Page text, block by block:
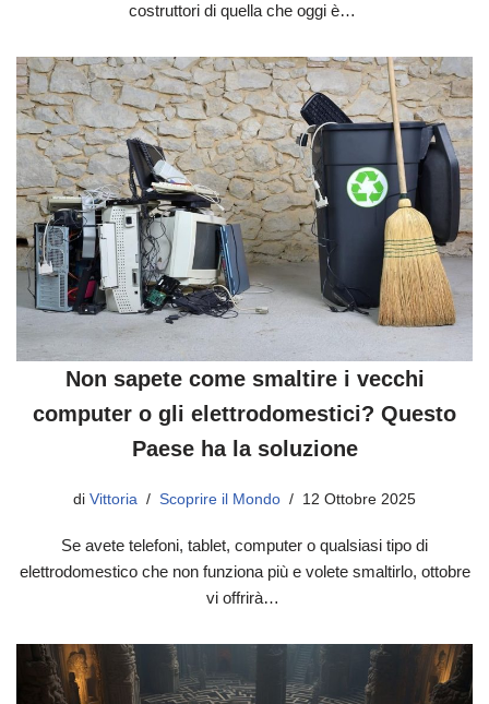
costruttori di quella che oggi è…
Non sapete come smaltire i vecchi
computer o gli elettrodomestici? Questo
Paese ha la soluzione
di Vittoria Scoprire il Mondo 12 Ottobre 2025
Se avete telefoni, tablet, computer o qualsiasi tipo di
elettrodomestico che non funziona più e volete smaltirlo, ottobre
vi offrirà…